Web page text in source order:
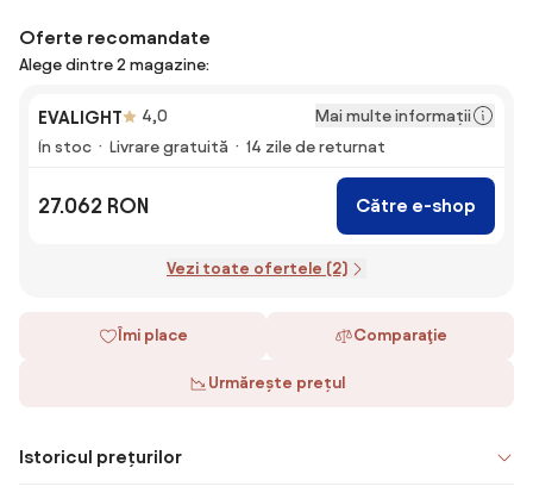
Oferte recomandate
Alege dintre 2 magazine:
EVALIGHT 4,0
Mai multe informații
În stoc
Livrare gratuită 14 zile de returnat
27.062 RON Către e-shop
Vezi toate ofertele (2)
Îmi place Comparaţie
Urmărește prețul
Istoricul prețurilor